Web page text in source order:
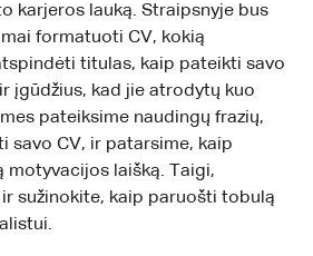
karjeros lauką. Straipsnyje bus
formatuoti CV, kokią
titulas, kaip pateikti savo
įgūdžius, kad jie atrodytų kuo
pateiksime naudingų frazių,
savo CV, ir patarsime, kaip
motyvacijos laišką. Taigi,
sužinokite, kaip paruošti tobulą